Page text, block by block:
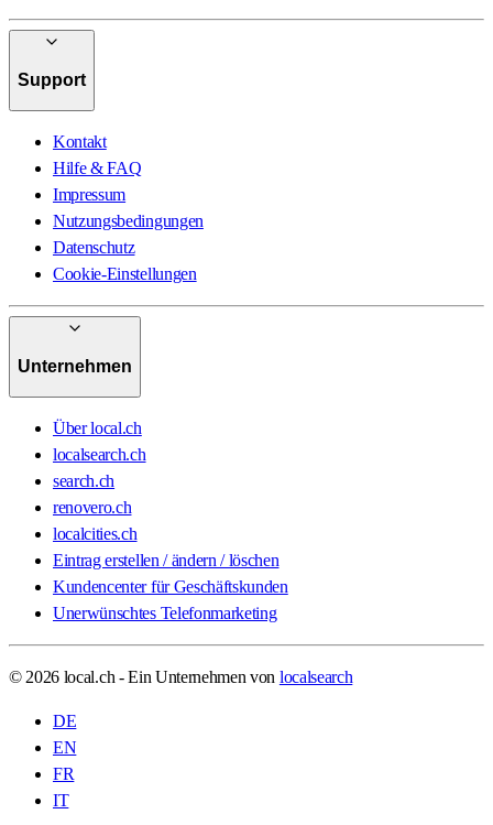
Support
Kontakt
Hilfe & FAQ
Impressum
Nutzungsbedingungen
Datenschutz
Cookie-Einstellungen
Unternehmen
Über local.ch
localsearch.ch
search.ch
renovero.ch
localcities.ch
Eintrag erstellen / ändern / löschen
Kundencenter für Geschäftskunden
Unerwünschtes Telefonmarketing
© 2026 local.ch - Ein Unternehmen von localsearch
DE
EN
FR
IT